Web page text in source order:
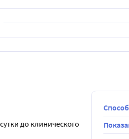
до клинического